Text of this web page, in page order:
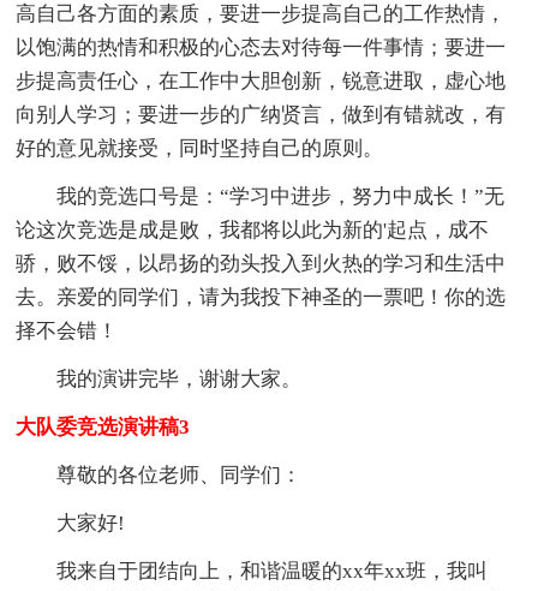
高自己各方面的素质，要进一步提高自己的工作热情，
以饱满的热情和积极的心态去对待每一件事情；要进一
步提高责任心，在工作中大胆创新，锐意进取，虚心地
向别人学习；要进一步的广纳贤言，做到有错就改，有
好的意见就接受，同时坚持自己的原则。
我的竞选口号是：“学习中进步，努力中成长！”无
论这次竞选是成是败，我都将以此为新的'起点，成不
骄，败不馁，以昂扬的劲头投入到火热的学习和生活中
去。亲爱的同学们，请为我投下神圣的一票吧！你的选
择不会错！
我的演讲完毕，谢谢大家。
大队委竞选演讲稿3
尊敬的各位老师、同学们：
大家好!
我来自于团结向上，和谐温暖的xx年xx班，我叫